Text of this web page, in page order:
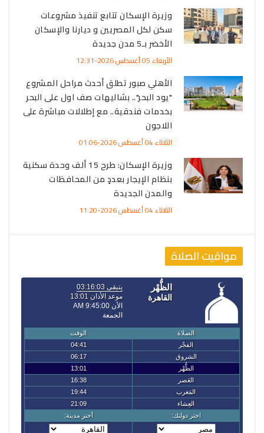
وزيرة الإسكان تتابع تنفيذ مشروعات
سكن لكل المصريين و ديارنا والإسكان
الأخضر بـ5 مدن جديدة
الأربعاء 05 أغسطس 2026-12:31
الأهلي صبور تطلق أحدث مراحل المشروع
"يود البحر".. بشاليهات صف اول على البحر
بخدمات فندقية.. مع إطلالات مباشرة على
اللاجون
الثلاثاء 04 أغسطس 2026-01:06
وزيرة الإسكان: طرح 15 ألف وحدة سكنية
بنظام الإيجار بعددٍ من المحافظات
والمدن الجديدة
الثلاثاء 04 أغسطس 2026-11:20
مواقيت الصلاة